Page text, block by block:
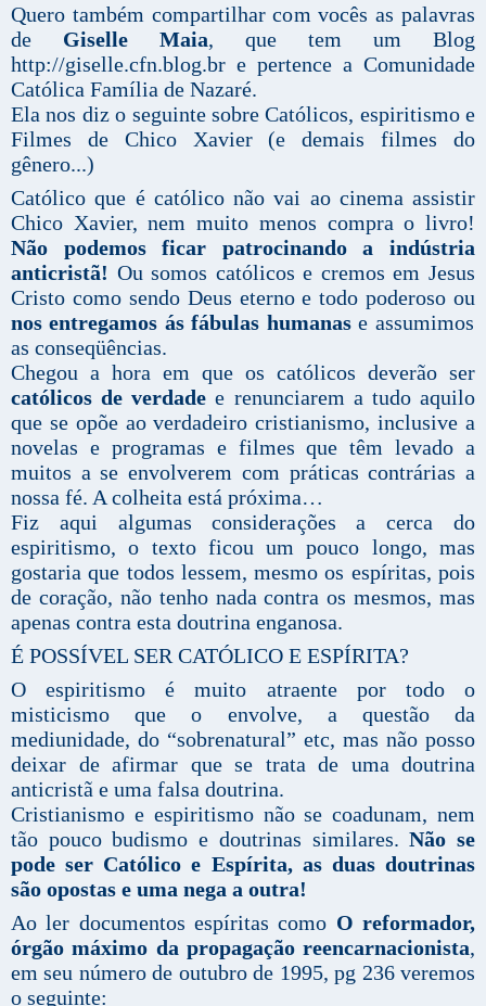
Quero também compartilhar com vocês as palavras
de Giselle Maia, que tem um Blog
http://giselle.cfn.blog.br e pertence a Comunidade
Católica Família de Nazaré.
Ela nos diz o seguinte sobre Católicos, espiritismo e
Filmes de Chico Xavier (e demais filmes do
gênero...)
Católico que é católico não vai ao cinema assistir
Chico Xavier, nem muito menos compra o livro!
Não podemos ficar patrocinando a indústria
anticristã! Ou somos católicos e cremos em Jesus
Cristo como sendo Deus eterno e todo poderoso ou
nos entregamos ás fábulas humanase assumimos
as conseqüências.
Chegou a hora em que os católicos deverão ser
católicos de verdadee renunciarem a tudo aquilo
que se opõe ao verdadeiro cristianismo, inclusive a
novelas e programas e filmes que têm levado a
muitos a se envolverem com práticas contrárias a
nossa fé. A colheita está próxima…
Fiz aqui algumas considerações a cerca do
espiritismo, o texto ficou um pouco longo, mas
gostaria que todos lessem, mesmo os espíritas, pois
de coração, não tenho nada contra os mesmos, mas
apenas contra esta doutrina enganosa.
É POSSÍVEL SER CATÓLICO E ESPÍRITA?
O espiritismo é muito atraente por todo o
misticismo que o envolve, a questão da
mediunidade, do “sobrenatural” etc, mas não posso
deixar de afirmar que se trata de uma doutrina
anticristã e uma falsa doutrina.
Cristianismo e espiritismo não se coadunam, nem
tão pouco budismo e doutrinas similares.Não se
pode ser Católico e Espírita, as duas doutrinas
são opostas e uma nega a outra!
Ao ler documentos espíritas como O reformador,
órgão máximo da propagação reencarnacionista,
em seu número de outubro de 1995, pg 236 veremos
o seguinte: